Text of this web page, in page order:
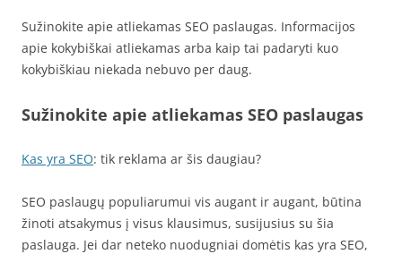
Sužinokite apie atliekamas SEO paslaugas. Informacijos
apie kokybiškai atliekamas arba kaip tai padaryti kuo
kokybiškiau niekada nebuvo per daug.
Sužinokite apie atliekamas SEO paslaugas
Kas yra SEO: tik reklama ar šis daugiau?
SEO paslaugų populiarumui vis augant ir augant, būtina
žinoti atsakymus į visus klausimus, susijusius su šia
paslauga. Jei dar neteko nuodugniai domėtis kas yra SEO,